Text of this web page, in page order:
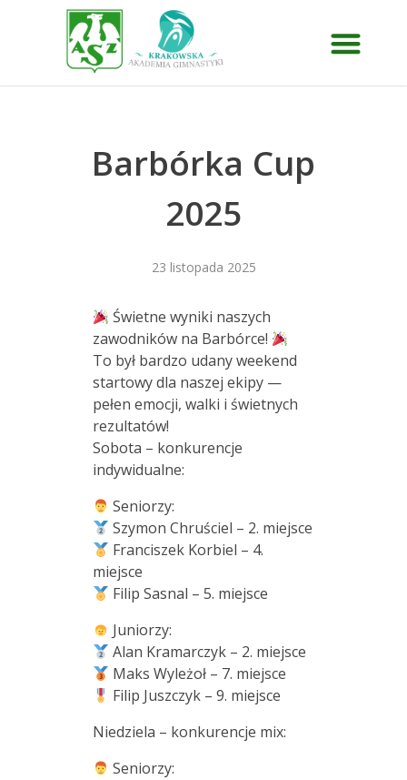
Barbórka Cup
2025
23 listopada 2025
Świetne wyniki naszych
zawodników na Barbórce!
To był bardzo udany weekend
startowy dla naszej ekipy —
pełen emocji, walki i świetnych
rezultatów!
Sobota – konkurencje
indywidualne:
Seniorzy:
Szymon Chruściel – 2. miejsce
Franciszek Korbiel – 4.
miejsce
Filip Sasnal – 5. miejsce
Juniorzy:
Alan Kramarczyk – 2. miejsce
Maks Wyleżoł – 7. miejsce
Filip Juszczyk – 9. miejsce
Niedziela – konkurencje mix:
Seniorzy: